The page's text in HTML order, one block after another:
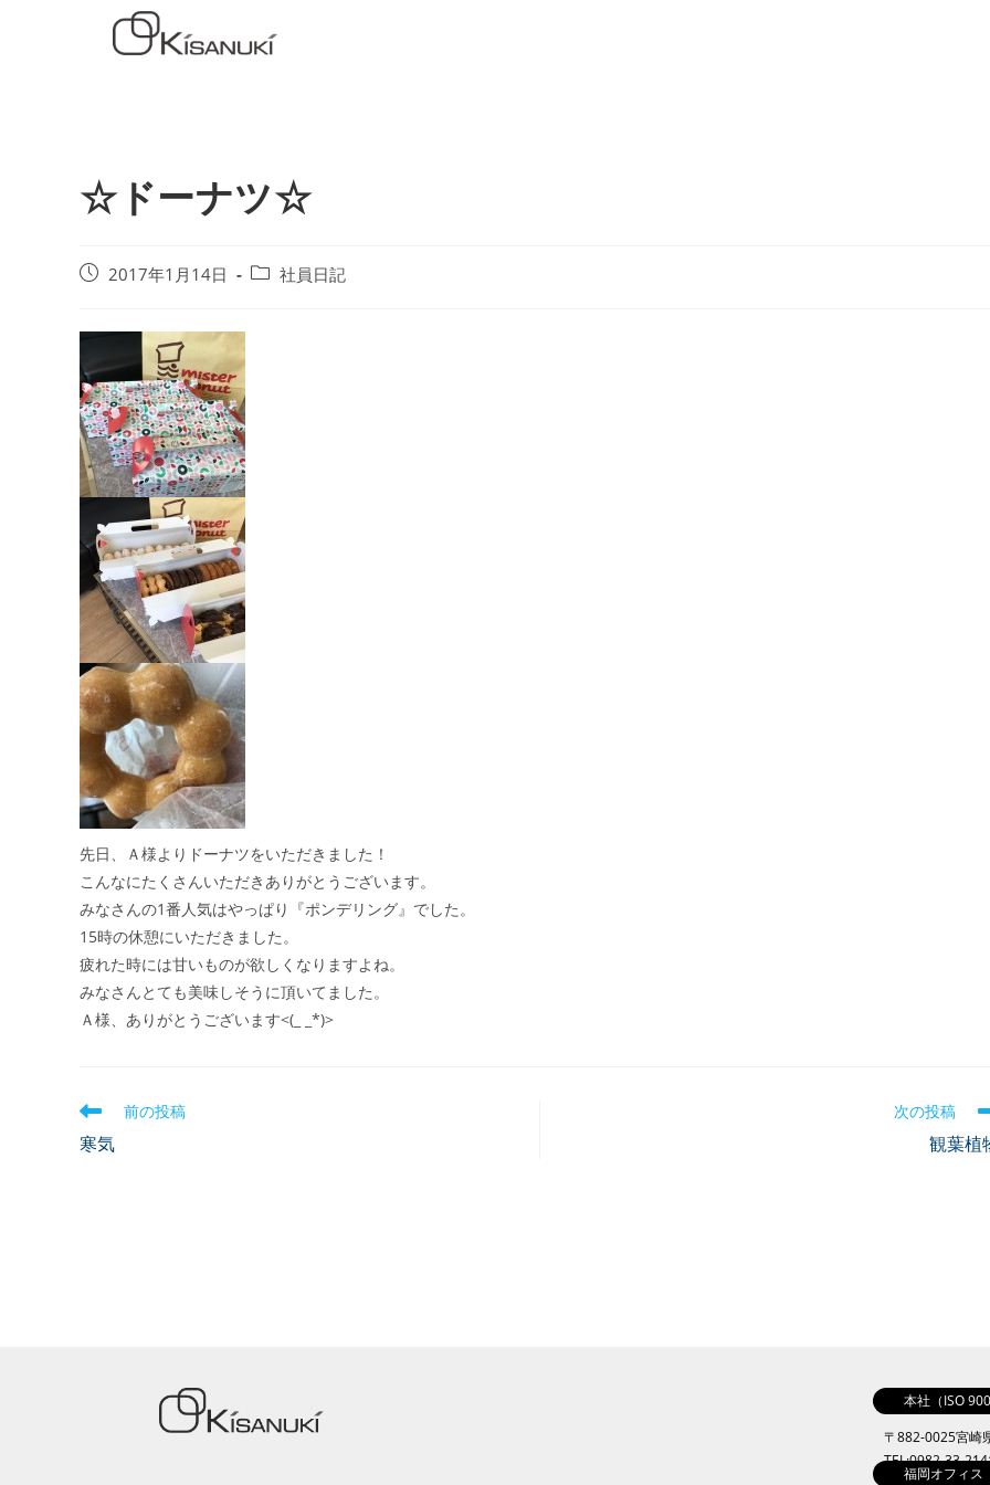
☆ドーナツ☆
2017年1月14日 社員日記
先日、Ａ様よりドーナツをいただきました！
こんなにたくさんいただきありがとうございます。
みなさんの1番人気はやっぱり『ポンデリング』でした。
15時の休憩にいただきました。
疲れた時には甘いものが欲しくなりますよね。
みなさんとても美味しそうに頂いてました。
Ａ様、ありがとうございます<(_ _*)>
前の投稿
寒気
次の投稿
観葉植
本社（ISO
〒882-0025宮崎
TEL:0982-33-
福岡オフィス